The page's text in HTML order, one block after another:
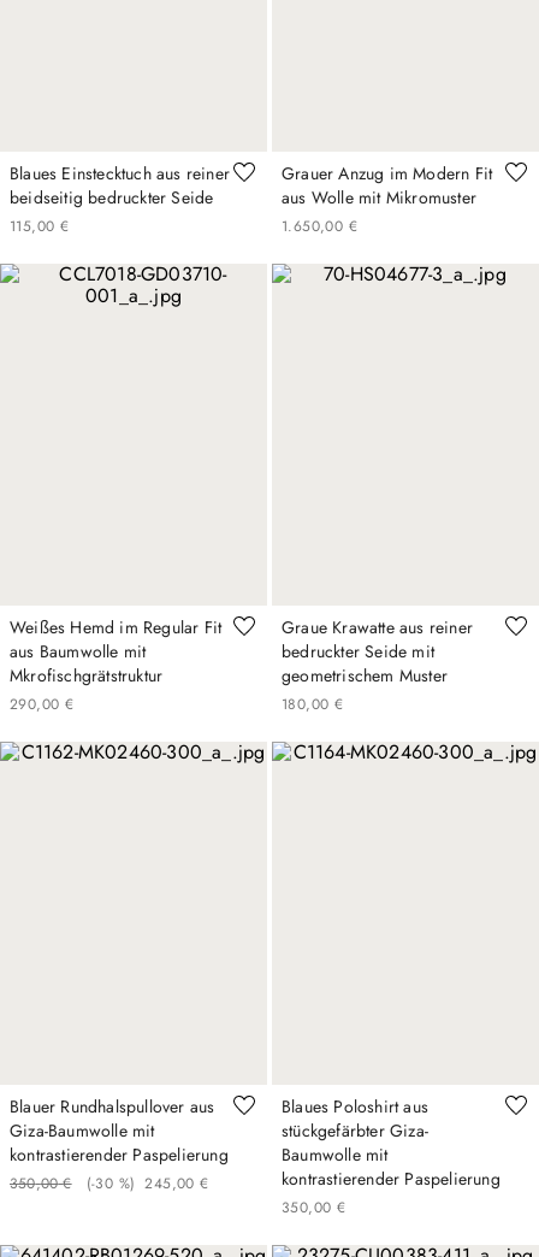
Blaues Einstecktuch aus reiner
beidseitig bedruckter Seide
115,00 €
Grauer Anzug im Modern Fit
aus Wolle mit Mikromuster
1.650,00 €
Weißes Hemd im Regular Fit
aus Baumwolle mit
Mkrofischgrätstruktur
290,00 €
Graue Krawatte aus reiner
bedruckter Seide mit
geometrischem Muster
180,00 €
Blauer Rundhalspullover aus
Giza-Baumwolle mit
kontrastierender Paspelierung
350,00 € (-30 %) 245,00 €
Blaues Poloshirt aus
stückgefärbter Giza-
Baumwolle mit
kontrastierender Paspelierung
350,00 €